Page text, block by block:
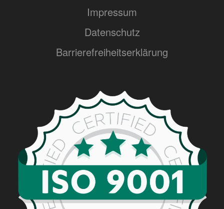
Impressum
Datenschutz
Barrierefreiheitserklärung